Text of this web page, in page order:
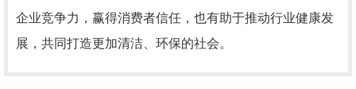
企业竞争力，赢得消费者信任，也有助于推动行业健康发
展，共同打造更加清洁、环保的社会。